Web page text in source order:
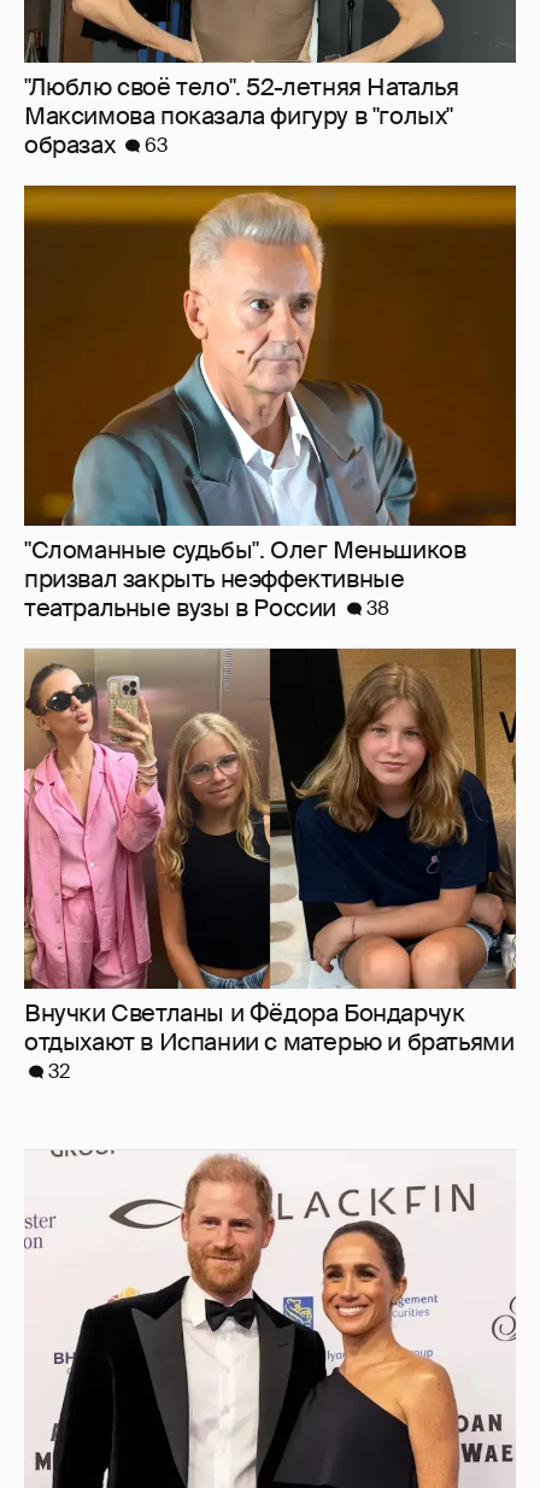
"Сломанные судьбы". Олег Меньшиков
призвал закрыть неэффективные
театральные вузы в России
Внучки Светланы и Фёдора Бондарчук
отдыхают в Испании с матерью и братьями
32
Меган Маркл и принц Гарри вышли в свет
в Канаде